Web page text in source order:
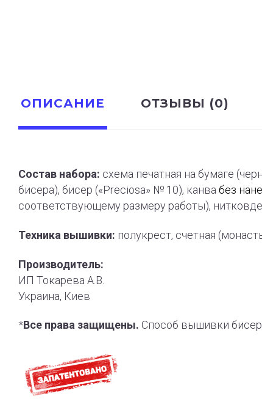
ОПИСАНИЕ ОТЗЫВЫ (0)
Состав набора: схема печатная на бумаге
бисера), бисер («Preciosa» № 10), канва без
соответствующему размеру работы),
Техника вышивки: полукрест, счетная
Производитель:
ИП Токарева А.В.
Украина, Киев
*Все права защищены. Способ вышивки